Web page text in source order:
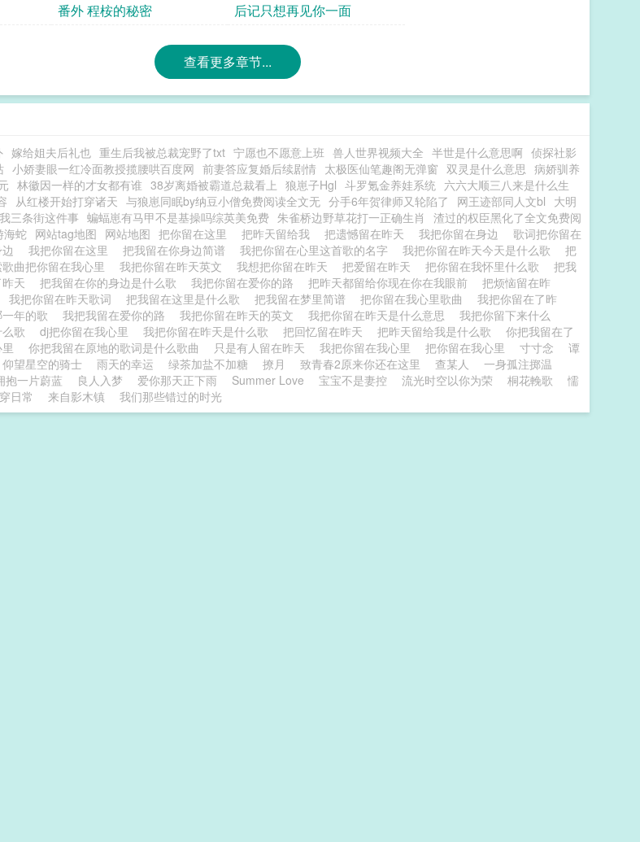
番外 程桉的秘密 后记只想再见你一面
查看更多章节...
嫁给姐夫后礼也 重生后我被总裁宠野了txt 宁愿也不愿意上班 兽人世界视频大全 半世是什么意思啊 侦探社影
小娇妻眼一红冷面教授揽腰哄百度网 前妻答应复婚后续剧情 太极医仙笔趣阁无弹窗 双灵是什么意思 病娇驯养
林徽因一样的才女都有谁 38岁离婚被霸道总裁看上 狼崽子Hgl 斗罗氪金养娃系统 六六大顺三八来是什么生
从红楼开始打穿诸天 与狼崽同眠by纳豆小僧免费阅读全文无 分手6年贺律师又轮陷了 网王迹部同人文bl 大明
三条街这件事 蝙蝠崽有马甲不是基操吗综英美免费 朱雀桥边野草花打一正确生肖
渣过的权臣黑化了全文免费阅
海蛇 网站tag地图 网站地图 把你留在这里 把昨天留给我 把遗憾留在昨天 我把你留在身边
歌词把你留在
我把你留在这里 把我留在你身边简谱 我把你留在心里这首歌的名字 我把你留在昨天今天是什么歌
把
曲把你留在我心里 我把你留在昨天英文 我想把你留在昨天 把爱留在昨天 把你留在我怀里什么歌
把我
天 把我留在你的身边是什么歌 我把你留在爱你的路 把昨天都留给你现在你在我眼前
把烦恼留在昨
我把你留在昨天歌词 把我留在这里是什么歌 把我留在梦里简谱 把你留在我心里歌曲
我把你留在了昨
年的歌 我把我留在爱你的路 我把你留在昨天的英文 我把你留在昨天是什么意思
我把你留下来什么
歌 dj把你留在我心里 我把你留在昨天是什么歌 把回忆留在昨天 把昨天留给我是什么歌
你把我留在了
你把我留在原地的歌词是什么歌曲 只是有人留在昨天 我把你留在我心里 把你留在我心里 寸寸念
谭
仰望星空的骑士 雨天的幸运 绿茶加盐不加糖 撩月 致青春2原来你还在这里 查某人
一身孤注掷温
抱一片蔚蓝 良人入梦 爱你那天正下雨 Summer Love 宝宝不是妻控 流光时空以你为荣 桐花輓歌
懦
日常
来自影木镇 我们那些错过的时光